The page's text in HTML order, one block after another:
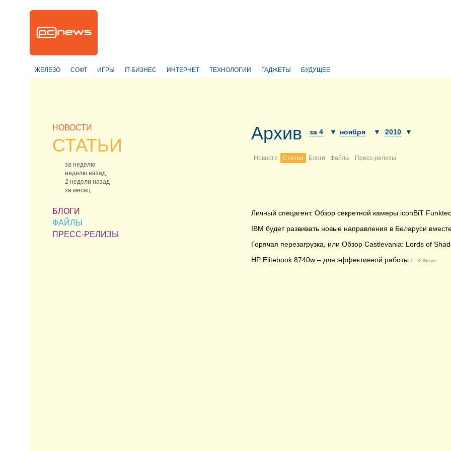
ЖЕЛЕЗО СОФТ ИГРЫ IT-БИЗНЕС ИНТЕРНЕТ ТЕХНОЛОГИИ ГАДЖЕТЫ БУДУЩЕЕ
НОВОСТИ
СТАТЬИ
за неделю
неделю назад
2 недели назад
за месяц
БЛОГИ
ФАЙЛЫ
ПРЕСС-РЕЛИЗЫ
Архив за 4 ▼ ноября ▼ 2010 ▼
Новости Статьи Блоги Файлы Пресс-релизы
Личный спецагент. Обзор секретной камеры iconBiT
IBM будет развивать новые направления в Беларуси
Горячая перезагрузка, или Обзор Castlevania: Lords of
HP Elitebook 8740w – для эффективной работы © 3DNews